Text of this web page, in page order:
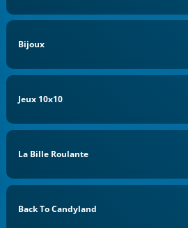
Bijoux
Jeux 10x10
La Bille Roulante
Back To Candyland